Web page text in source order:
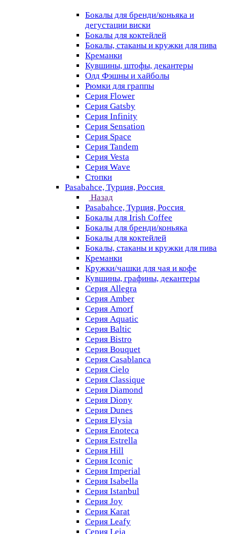
Бокалы для бренди/коньяка и
дегустации виски
Бокалы для коктейлей
Бокалы, стаканы и кружки для пива
Креманки
Кувшины, штофы, декантеры
Олд Фэшны и хайболы
Рюмки для граппы
Серия Flower
Серия Gatsby
Серия Infinity
Серия Sensation
Серия Space
Серия Tandem
Серия Vesta
Серия Wave
Стопки
Pasabahce, Турция, Россия
Назад
Pasabahce, Турция, Россия
Бокалы для Irish Coffee
Бокалы для бренди/коньяка
Бокалы для коктейлей
Бокалы, стаканы и кружки для пива
Креманки
Кружки/чашки для чая и кофе
Кувшины, графины, декантеры
Серия Allegra
Серия Amber
Серия Amorf
Серия Aquatic
Серия Baltic
Серия Bistro
Серия Bouquet
Серия Casablanсa
Серия Cielo
Серия Classique
Серия Diamond
Серия Diony
Серия Dunes
Серия Elysia
Серия Enoteca
Серия Estrella
Серия Hill
Серия Iconic
Серия Imperial
Серия Isabella
Серия Istanbul
Серия Joy
Серия Karat
Серия Leafy
Серия Leia